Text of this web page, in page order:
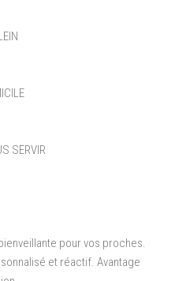
SERVIR
pour vos proches.
et réactif. Avantage